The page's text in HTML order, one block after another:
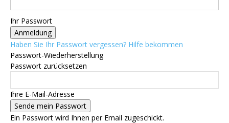
Ihr Passwort
Haben Sie Ihr Passwort vergessen? Hilfe bekommen
Passwort-Wiederherstellung
Passwort zurücksetzen
Ihre E-Mail-Adresse
Ein Passwort wird Ihnen per Email zugeschickt.